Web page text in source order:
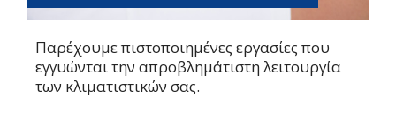
Παρέχουμε πιστοποιημένες εργασίες που
εγγυώνται την απροβλημάτιστη λειτουργία
των κλιματιστικών σας.